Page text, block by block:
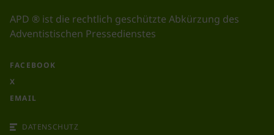
APD ® ist die rechtlich geschützte Abkürzung des
Adventistischen Pressedienstes
FACEBOOK
X
EMAIL
DATENSCHUTZ